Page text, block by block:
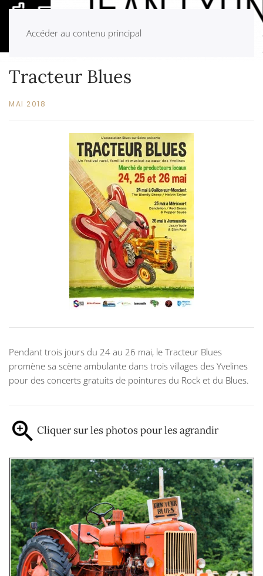
Accéder au contenu principal
Tracteur Blues
MAI 2018
Pendant trois jours du 24 au 26 mai, le Tracteur Blues
promène sa scène ambulante dans trois villages des Yvelines
pour des concerts gratuits de pointures du Rock et du Blues.
Cliquer sur les photos pour les agrandir